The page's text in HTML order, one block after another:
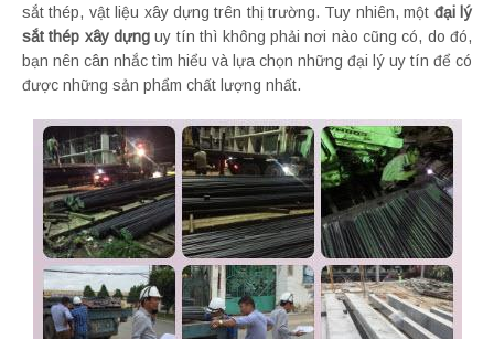
sắt thép, vật liệu xây dựng trên thị trường. Tuy nhiên, một đại lý
sắt thép xây dựnguy tín thì không phải nơi nào cũng có, do đó,
bạn nên cân nhắc tìm hiểu và lựa chọn những đại lý uy tín để có
được những sản phẩm chất lượng nhất.